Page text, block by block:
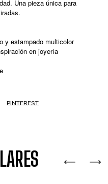
Una pieza única para
y estampado multicolor
en joyería
PINTEREST